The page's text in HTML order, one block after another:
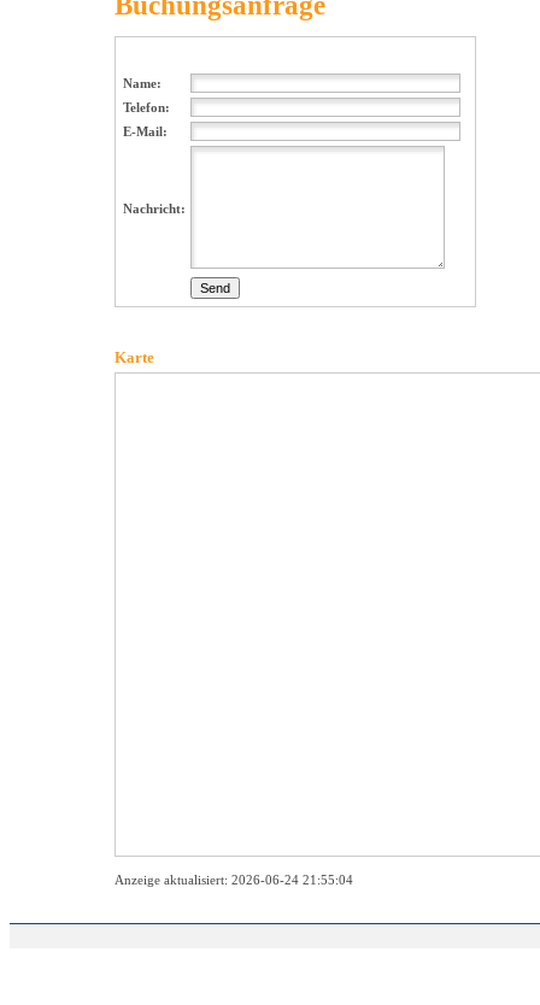
Name:
Telefon:
E-Mail:
Nachricht:
Karte
Anzeige aktualisiert: 2026-06-24 21:55:04